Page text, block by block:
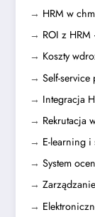
→ HRM w
→ ROI z
→ Koszty
→ Self-
→ Integracja
→ Rekrutacja
→ E-learning i
→ System
→
→